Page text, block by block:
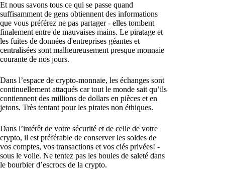
Et nous savons tous ce qui se passe quand
suffisamment de gens obtiennent des informations
que vous préférez ne pas partager - elles tombent
finalement entre de mauvaises mains. Le piratage et
les fuites de données d'entreprises géantes et
centralisées sont malheureusement presque monnaie
courante de nos jours.
Dans l’espace de crypto-monnaie, les échanges sont
continuellement attaqués car tout le monde sait qu’ils
contiennent des millions de dollars en pièces et en
jetons. Très tentant pour les pirates non éthiques.
Dans l’intérêt de votre sécurité et de celle de votre
crypto, il est préférable de conserver les soldes de
vos comptes, vos transactions et vos clés privées! -
sous le voile. Ne tentez pas les boules de saleté dans
le bourbier d’escrocs de la crypto.